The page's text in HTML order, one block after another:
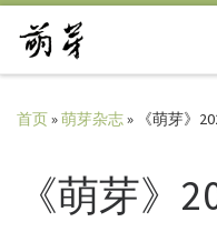
Skip to content
首页»萌芽杂志» 《萌芽》
《萌芽》